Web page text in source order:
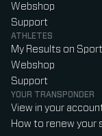
Webshop
Support
ATHLETES
My Results on
Webshop
Support
YOUR TRANSPONDER
View in your
How to renew your